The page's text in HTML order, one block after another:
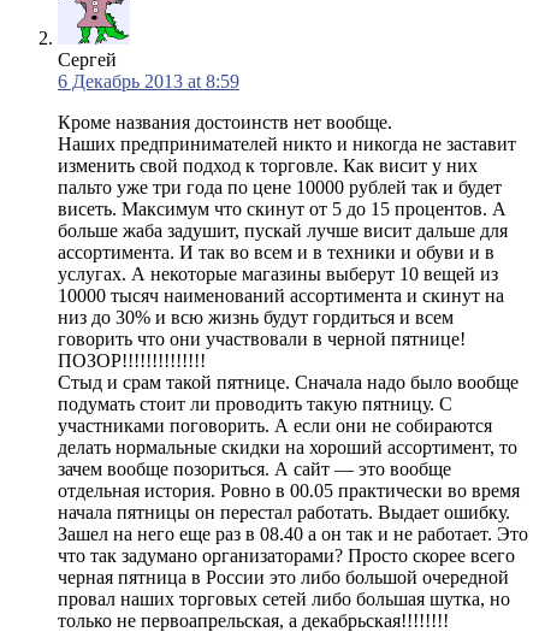
Сергей
6 Декабрь 2013 at 8:59
Кроме названия достоинств нет вообще.
Наших предпринимателей никто и никогда не заставит
изменить свой подход к торговле. Как висит у них
пальто уже три года по цене 10000 рублей так и будет
висеть. Максимум что скинут от 5 до 15 процентов. А
больше жаба задушит, пускай лучше висит дальше для
ассортимента. И так во всем и в техники и обуви и в
услугах. А некоторые магазины выберут 10 вещей из
10000 тысяч наименований ассортимента и скинут на
низ до 30% и всю жизнь будут гордиться и всем
говорить что они участвовали в черной пятнице!
ПОЗОР!!!!!!!!!!!!!!
Стыд и срам такой пятнице. Сначала надо было вообще
подумать стоит ли проводить такую пятницу. С
участниками поговорить. А если они не собираются
делать нормальные скидки на хороший ассортимент, то
зачем вообще позориться. А сайт — это вообще
отдельная история. Ровно в 00.05 практически во время
начала пятницы он перестал работать. Выдает ошибку.
Зашел на него еще раз в 08.40 а он так и не работает. Это
что так задумано организаторами? Просто скорее всего
черная пятница в России это либо большой очередной
провал наших торговых сетей либо большая шутка, но
только не первоапрельская, а декабрьская!!!!!!!!